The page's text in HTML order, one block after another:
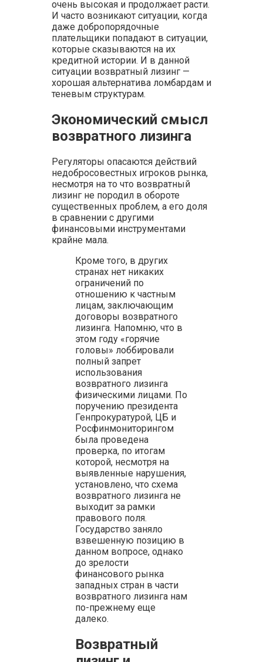
очень высокая и продолжает расти.
И часто возникают ситуации, когда
даже добропорядочные
плательщики попадают в ситуации,
которые сказываются на их
кредитной истории. И в данной
ситуации возвратный лизинг —
хорошая альтернатива ломбардам и
теневым структурам.
Экономический смысл
возвратного лизинга
Регуляторы опасаются действий
недобросовестных игроков рынка,
несмотря на то что возвратный
лизинг не породил в обороте
существенных проблем, а его доля
в сравнении с другими
финансовыми инструментами
крайне мала.
Кроме того, в других
странах нет никаких
ограничений по
отношению к частным
лицам, заключающим
договоры возвратного
лизинга. Напомню, что в
этом году «горячие
головы» лоббировали
полный запрет
использования
возвратного лизинга
физическими лицами. По
поручению президента
Генпрокуратурой, ЦБ и
Росфинмониторингом
была проведена
проверка, по итогам
которой, несмотря на
выявленные нарушения,
установлено, что схема
возвратного лизинга не
выходит за рамки
правового поля.
Государство заняло
взвешенную позицию в
данном вопросе, однако
до зрелости
финансового рынка
западных стран в части
возвратного лизинга нам
по-прежнему еще
далеко.
Возвратный